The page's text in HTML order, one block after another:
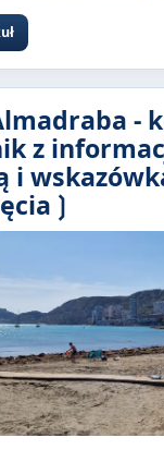
-
z
i